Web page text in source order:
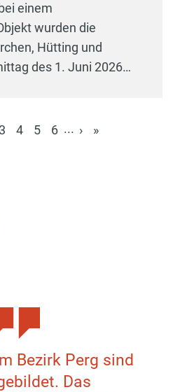
einem
wurden die
Hütting und
des 1. Juni 2026…
3 4 5 6 ... › »
Bezirk Perg sind
Das